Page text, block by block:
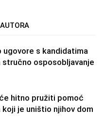
ugovore s kandidatima
stručno osposobljavanje
hitno pružiti pomoć
koji je uništio njihov dom